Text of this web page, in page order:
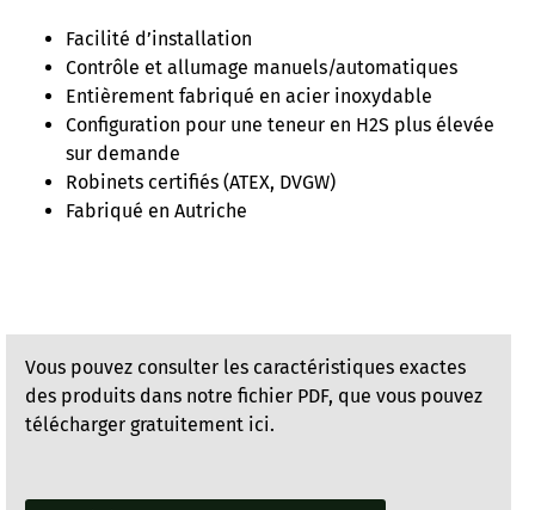
Facilité d’installation
Contrôle et allumage manuels/automatiques
Entièrement fabriqué en acier inoxydable
Configuration pour une teneur en H2S plus élevée
sur demande
Robinets certifiés (ATEX, DVGW)
Fabriqué en Autriche
Vous pouvez consulter les caractéristiques exactes
des produits dans notre fichier PDF, que vous pouvez
télécharger gratuitement ici.